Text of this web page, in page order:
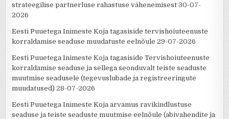
strateegilise partnerluse rahastuse vähenemisest 30-07-
2026
Eesti Puuetega Inimeste Koja tagasiside tervishoiuteenuste
korraldamise seaduse muudatuste eelnõule 29-07-2026
Eesti Puuetega Inimeste Koja tagasiside Tervishoiuteenuste
korraldamise seaduse ja sellega seonduvalt teiste seaduste
muutmise seadusele (tegevuslubade ja registreeringute
muudatused) 28-07-2026
Eesti Puuetega Inimeste Koja arvamus ravikindlustuse
seaduse ja teiste seaduste muutmise eelnõule (abivahendite ja